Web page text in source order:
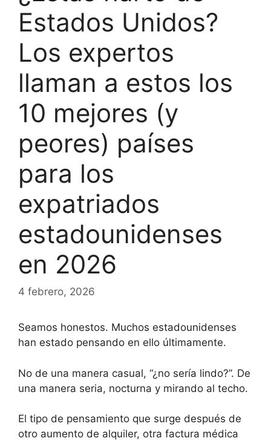
Estados Unidos?
Los expertos
llaman a estos los
10 mejores (y
peores) países
para los
expatriados
estadounidenses
en 2026
4 febrero, 2026
Seamos honestos. Muchos estadounidenses
han estado pensando en ello últimamente.
No de una manera casual, “¿no sería lindo?”. De
una manera seria, nocturna y mirando al techo.
El tipo de pensamiento que surge después de
otro aumento de alquiler, otra factura médica